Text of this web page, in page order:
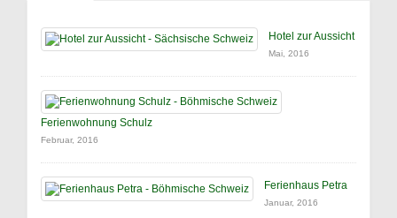
Hotel zur Aussicht
Mai, 2016
Ferienwohnung Schulz
Februar, 2016
Ferienhaus Petra
Januar, 2016